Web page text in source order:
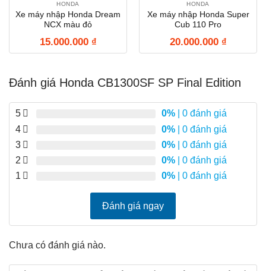
HONDA
Xe máy nhập Honda Dream
NCX màu đỏ
15.000.000 ₫
HONDA
Xe máy nhập Honda Super
Cub 110 Pro
20.000.000 ₫
Đánh giá Honda CB1300SF SP Final Edition
5 0% | 0 đánh giá
4
0% | 0 đánh giá
3
0% | 0 đánh giá
2
0% | 0 đánh giá
1
0% | 0 đánh giá
Đánh giá ngay
Chưa có đánh giá nào.